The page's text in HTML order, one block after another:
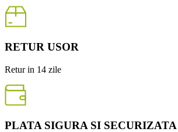
RETUR USOR
Retur in 14 zile
PLATA SIGURA SI SECURIZATA